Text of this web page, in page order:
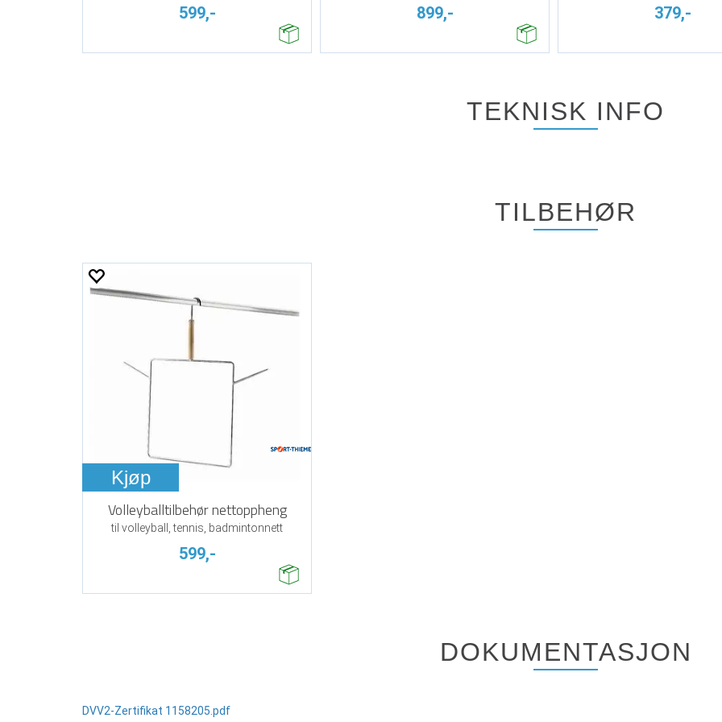
599,- 899,- 379,-
TEKNISK INFO
TILBEHØR
Kjøp
Volleyballtilbehør nettoppheng
til volleyball, tennis, badmintonnett
599,-
DOKUMENTASJON
DVV2-Zertifikat 1158205.pdf